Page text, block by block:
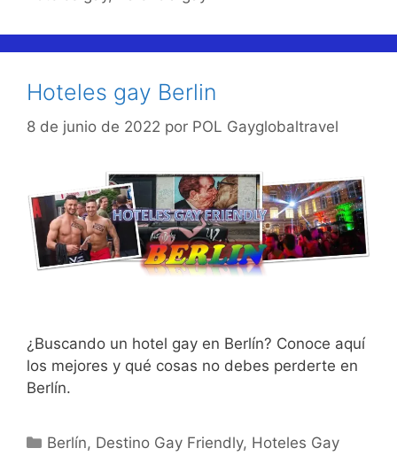
Hoteles gay Berlin
8 de junio de 2022 por POL Gayglobaltravel
¿Buscando un hotel gay en Berlín? Conoce aquí
los mejores y qué cosas no debes perderte en
Berlín.
Categorías
Berlín, Destino Gay Friendly, Hoteles Gay